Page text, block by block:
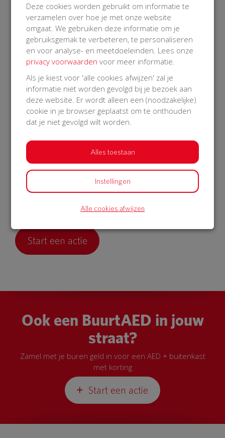
andere social media. Daarnaast hebben we samen 400
flyers in de wijk uitgedeeld. Binnen 11 dagen hadden we
dankzij 40 sponsors onze AED voor elkaar! Wat zijn wij
trots op onze buurt en hun families. De AED hangt nu
aan onze gevel, voor iedereen bereikbaar en 24/7
toegankelijk.”
In iedere buurt een AED
“Mijn schoonzus is het bewijs dat een AED een leven kan
redden. Wij hebben haar gelukkig daardoor nog in ons
midden. Die mogelijkheid gun je toch iedereen die
wel een verhaal van een kennis, vriend of familielid
waarbij een AED het verschil uitmaakte. Dus in elke
buurt is een AED zinvol.”
Start een actie
Ook een BuurtAED in jouw
straat?
Zamel met je buren geld in voor een AED + buitenkast
met korting
Start een actie
Deze cookies worden gebruikt om informatie te
verzamelen over hoe je met onze website
omgaat. We gebruiken deze informatie om je
gebruiksgemak te verbeteren, te personaliseren
en voor analyse- en meetdoeleinden. Lees onze
privacy voorwaarden voor meer informatie.
Als je kiest voor 'alle cookies afwijzen' zal je
informatie niet worden gevolgd bij je bezoek aan
deze website. Er wordt alleen een (noodzakelijke)
cookie in je browser geplaatst om te onthouden
dat je niet gevolgd wilt worden.
Alles toestaan
Instellingen
Alle cookies afwijzen